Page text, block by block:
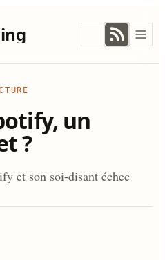
un
?
et son soi-disant échec